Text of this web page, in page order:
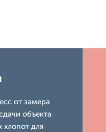
от замера
объекта
хлопот для